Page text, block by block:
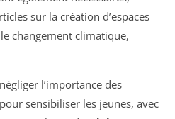
sur la création d’espaces
changement climatique,
l’importance des
pour sensibiliser les jeunes, avec